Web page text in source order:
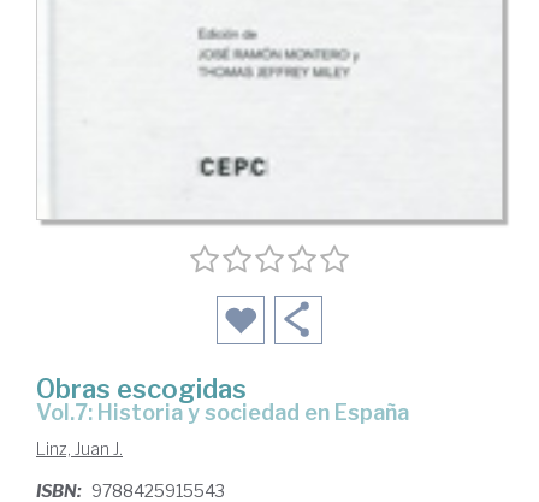
Obras escogidas
Vol.7: Historia y sociedad en España
Linz, Juan J.
ISBN: 9788425915543